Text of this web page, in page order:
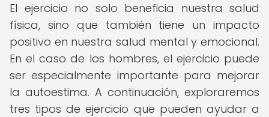
El ejercicio no solo beneficia nuestra salud
física, sino que también tiene un impacto
positivo en nuestra salud mental y emocional.
En el caso de los hombres, el ejercicio puede
ser especialmente importante para mejorar
la autoestima. A continuación, exploraremos
tres tipos de ejercicio que pueden ayudar a